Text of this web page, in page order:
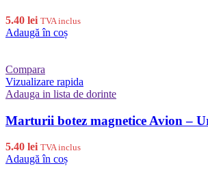
5.40 lei TVA inclus
Adaugă în coș
Compara
Vizualizare rapida
Adauga in lista de dorinte
Marturii botez magnetice Avion –
5.40 lei TVA inclus
Adaugă în coș